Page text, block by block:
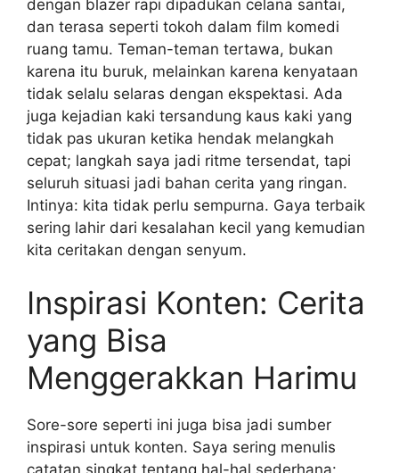
dengan blazer rapi dipadukan celana santai,
dan terasa seperti tokoh dalam film komedi
ruang tamu. Teman-teman tertawa, bukan
karena itu buruk, melainkan karena kenyataan
tidak selalu selaras dengan ekspektasi. Ada
juga kejadian kaki tersandung kaus kaki yang
tidak pas ukuran ketika hendak melangkah
cepat; langkah saya jadi ritme tersendat, tapi
seluruh situasi jadi bahan cerita yang ringan.
Intinya: kita tidak perlu sempurna. Gaya terbaik
sering lahir dari kesalahan kecil yang kemudian
kita ceritakan dengan senyum.
Inspirasi Konten: Cerita
yang Bisa
Menggerakkan Harimu
Sore-sore seperti ini juga bisa jadi sumber
inspirasi untuk konten. Saya sering menulis
catatan singkat tentang hal-hal sederhana: